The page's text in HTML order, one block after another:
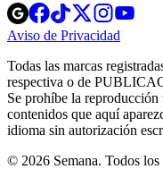
Opens
in
new
Opens
in
new
Opens
in
new
window
Opens
new
window
Aviso de Privacidad
new
Todas las marcas
respectiva o de
Se prohíbe la
contenidos que aquí
idioma sin autorización
© 2026 Semana. Todos los